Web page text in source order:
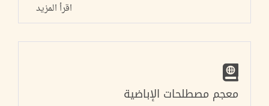
اقرأ المزيد
معجم مصطلحات الإباضية